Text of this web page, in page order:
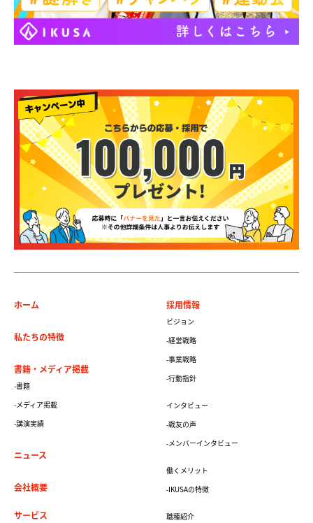
ホーム
私たちの特徴
書籍・メディア掲載
-書籍
-メディア掲載
-講演実績
ニュース
会社概要
サービス
採用情報
ビジョン
-経営戦略
-事業戦略
-行動指針
インタビュー
-戦友の声
-メンバーインタビュー
働くメリット
-IKUSAの特徴
職種紹介